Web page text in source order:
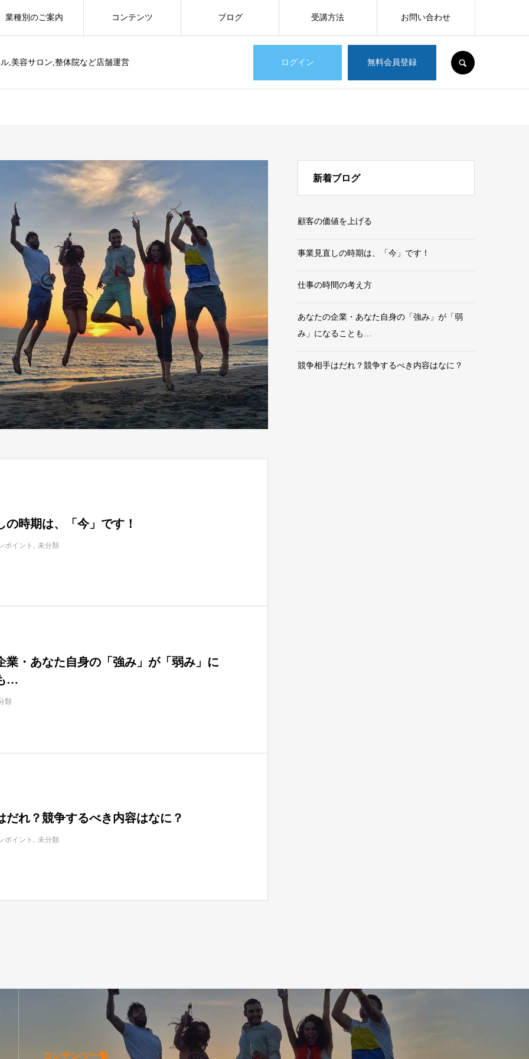
,美容サロン,整体院など店舗運営 ログイン 無料会員登録
SEARCH
業種別のご案内 コンテンツ ブログ 受講方法 お問い合わせ
の時期は、「今」です！
ポイント 未分類
業・あなた自身の「強み」が「弱み」に
…
類
だれ？競争するべき内容はなに？
ポイント 未分類
新着ブログ
顧客の価値を上げる
事業見直しの時期は、「今」です！
仕事の時間の考え方
あなたの企業・あなた自身の「強み」が「弱
み」になることも…
競争相手はだれ？競争するべき内容はなに？
コンテンツ一覧